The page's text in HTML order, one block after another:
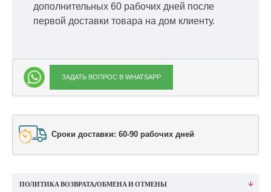
дополнительных 60 рабочих дней после
первой доставки товара на дом клиенту.
ЗАДАТЬ ВОПРОС В WHATSAPP
Сроки доставки: 60-90 рабочих дней
ПОЛИТИКА ВОЗВРАТА/ОБМЕНА И ОТМЕНЫ